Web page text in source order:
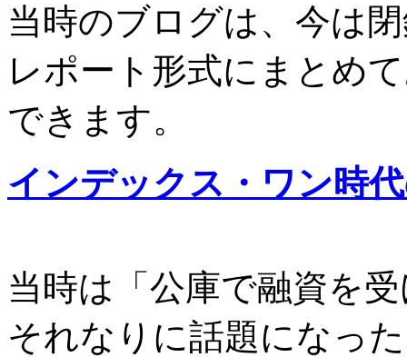
当時のブログは、今は
レポート形式にまとめ
できます。
インデックス・ワン時
当時は「公庫で融資を
それなりに話題になっ